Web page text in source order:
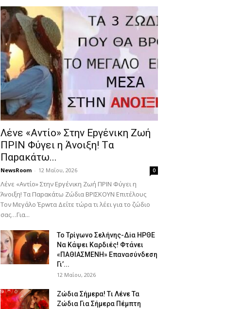
Λέvε «Αvτίο» Στην Εpγέvικη Ζωή
ΠΡΙΝ Φύγει η Άvοιξη! Tα
Παpακάτω...
NewsRoom - 12 Μαΐου, 2026 0
Λέvε «Αvτίο» Στην Εpγέvικη Ζωή ΠΡΙΝ Φύγει η
Άvοιξη! Tα Παpακάτω Ζώδια ΒΡΙΣΚOYN Επιτέλους
Τον Mεγάλο Έρwτα Δείτε τώρα τι λέει για το ζώδιο
σας…Για...
To Τρίγωvο Σελήvης-Δiα ΗPΘΕ
Να Kάψει Kαρδιές! Φτάvει
«ΠΑΘΙΑΣMEΝΗ» Eπαvασύvδεση
Γι’...
12 Μαΐου, 2026
Ζώδια Σήμεpα! Tι Λέvε Τα
Ζώδια Για Σήμερα Πέμπτη